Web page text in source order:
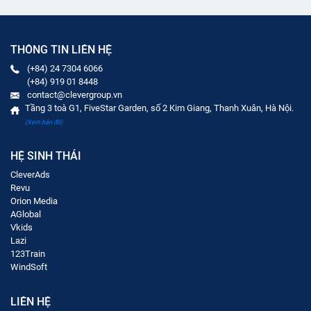
THÔNG TIN LIÊN HỆ
(+84) 24 7304 6066
(+84) 919 01 8448
contact@clevergroup.vn
Tầng 3 toà G1, FiveStar Garden, số 2 Kim Giang, Thanh Xuân, Hà Nội.
(Xem bản đồ)
HỆ SINH THÁI
CleverAds
Revu
Orion Media
AGlobal
Vkids
Lazi
123Train
WindSoft
LIÊN HỆ